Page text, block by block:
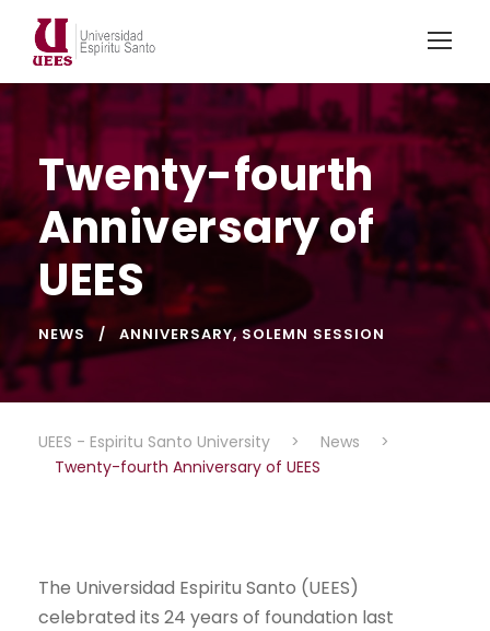
Twenty-fourth
Anniversary of
UEES
NEWS ANNIVERSARY, SOLEMN SESSION
UEES - Espiritu Santo University > News
>
Twenty-fourth Anniversary of UEES
The Universidad Espiritu Santo (UEES)
celebrated its 24 years of foundation last